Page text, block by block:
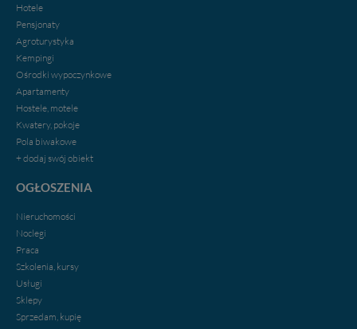
Hotele
Pensjonaty
Agroturystyka
Kempingi
Ośrodki wypoczynkowe
Apartamenty
Hostele, motele
Kwatery, pokoje
Pola biwakowe
+ dodaj swój obiekt
OGŁOSZENIA
Nieruchomości
Noclegi
Praca
Szkolenia, kursy
Usługi
Sklepy
Sprzedam, kupię
Abyśmy nadal mogli to robić, potrzebujemy Twojej
zgody, dzięki której, będziemy mogli elementy serwisu
dostosować do Twoich preferencji. Twoje dane (w tym
pliki cookies) będą zapisywane w celu usprawnienia
serwisu (zapamiętywanie pozycji na mapach, ostatnie
wyszukania, ulubione miejsca, logowania, itp).
Bezpieczeństwo Twoich danych jest dla nas
priorytetowe, bez poinformowania Ciebie nie będziemy
zmieniać zakresu naszych uprawnień. Twoje dane są u
nas bezpieczne, jeśli masz wątpliwości co do naszych
informacji uzyskach w naszej
wyrażasz zgodę na przetwarzanie Twoich danych.
Twoich danych innym podmiotom oraz osobom
danych z formularza kontaktowego, przekazanie danych